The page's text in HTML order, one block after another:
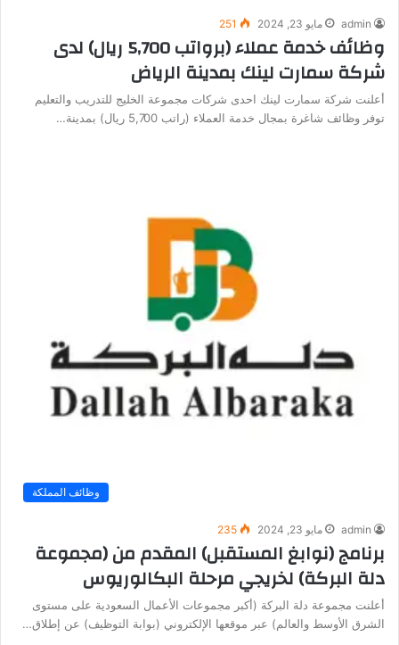
admin مايو 23, 2024 251
وظائف خدمة عملاء (برواتب 5,700 ريال) لدى
شركة سمارت لينك بمدينة الرياض
أعلنت شركة سمارت لينك احدى شركات مجموعة الخليج للتدريب والتعليم
توفر وظائف شاغرة بمجال خدمة العملاء (راتب 5,700 ريال) بمدينة…
وظائف المملكة
admin مايو 23, 2024 235
برنامج (نوابغ المستقبل) المقدم من (مجموعة
دلة البركة) لخريجي مرحلة البكالوريوس
أعلنت مجموعة دلة البركة (أكبر مجموعات الأعمال السعودية على مستوى
الشرق الأوسط والعالم) عبر موقعها الإلكتروني (بوابة التوظيف) عن إطلاق…